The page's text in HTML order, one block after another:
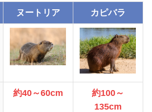
ヌートリア カピバラ
約40～60cm
約100～
135cm